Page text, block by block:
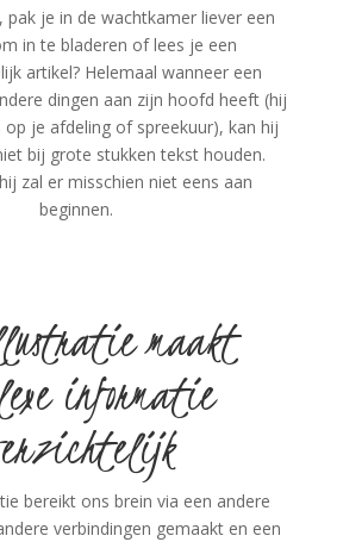
pak je in de wachtkamer liever een
in te bladeren of lees je een
artikel? Helemaal wanneer een
dingen aan zijn hoofd heeft (hij
je afdeling of spreekuur), kan hij
bij grote stukken tekst houden.
zal er misschien niet eens aan
beginnen.
maakt
informatie
bereikt ons brein via een andere
verbindingen gemaakt en een